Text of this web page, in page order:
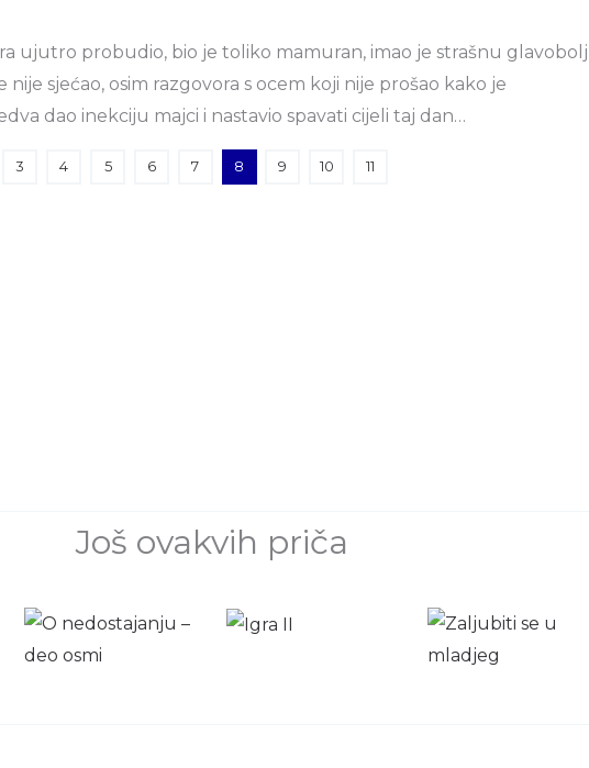
ujutro probudio, bio je toliko mamuran, imao je strašnu
nije sjećao, osim razgovora s ocem koji nije prošao kako je
dao inekciju majci i nastavio spavati cijeli taj dan…
3 4 5 6 7 8 9 10 11
Još ovakvih priča